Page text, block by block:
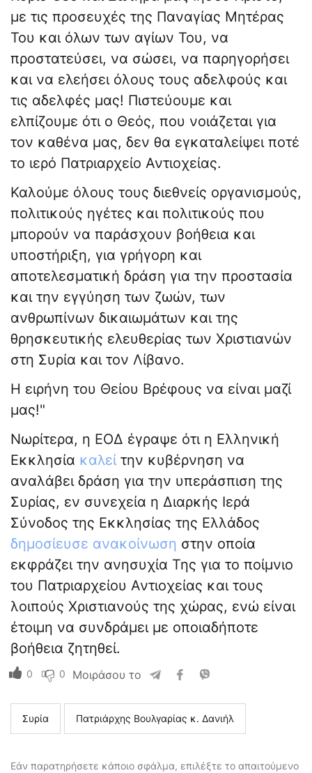
με τις προσευχές της Παναγίας Μητέρας
Του και όλων των αγίων Του, να
προστατεύσει, να σώσει, να παρηγορήσει
και να ελεήσει όλους τους αδελφούς και
τις αδελφές μας! Πιστεύουμε και
ελπίζουμε ότι ο Θεός, που νοιάζεται για
τον καθένα μας, δεν θα εγκαταλείψει ποτέ
το ιερό Πατριαρχείο Αντιοχείας.
Καλούμε όλους τους διεθνείς οργανισμούς,
πολιτικούς ηγέτες και πολιτικούς που
μπορούν να παράσχουν βοήθεια και
υποστήριξη, για γρήγορη και
αποτελεσματική δράση για την προστασία
και την εγγύηση των ζωών, των
ανθρωπίνων δικαιωμάτων και της
θρησκευτικής ελευθερίας των Χριστιανών
στη Συρία και τον Λίβανο.
Η ειρήνη του Θείου Βρέφους να είναι μαζί
μας!"
Νωρίτερα, η ΕΟΔ έγραψε ότι η Ελληνική
Εκκλησία καλείτην κυβέρνηση να
αναλάβει δράση για την υπεράσπιση της
Συρίας, εν συνεχεία η Διαρκής Ιερά
Σύνοδος της Εκκλησίας της Ελλάδος
δημοσίευσε ανακοίνωση στην οποία
εκφράζει την ανησυχία Της για το ποίμνιο
του Πατριαρχείου Αντιοχείας και τους
λοιπούς Χριστιανούς της χώρας, ενώ είναι
έτοιμη να συνδράμει με οποιαδήποτε
βοήθεια ζητηθεί.
0 0 Μοιράσου το
Συρία Πατριάρχης Βουλγαρίας κ. Δανιήλ
Εάν παρατηρήσετε κάποιο σφάλμα, επιλέξτε το απαιτούμενο